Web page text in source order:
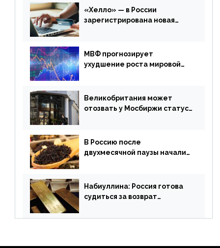
апреля
«Хелло» — в России
зарегистрирована новая
МВФ прогнозирует
ухудшение роста мировой
апреля
Великобритания может
отозвать у Мосбиржи статус
В Россию после
двухмесячной паузы начали
Набиуллина: Россия готова
судиться за возврат
страны